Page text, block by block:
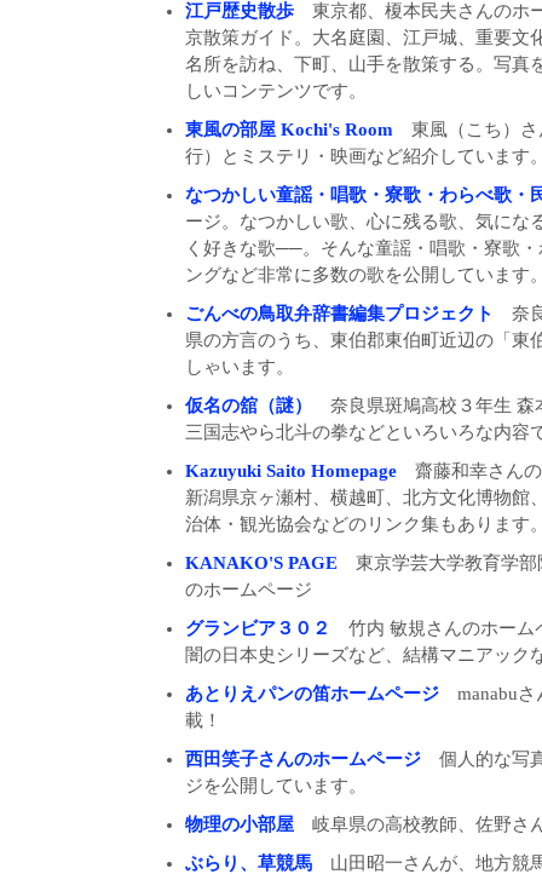
江戸歴史散歩 東京都、榎本民夫さんのホ
京散策ガイド。大名庭園、江戸城、重要文
名所を訪ね、下町、山手を散策する。写真
しいコンテンツです。
東風の部屋 Kochi's Room 東風（こち）さ
行）とミステリ・映画など紹介しています
なつかしい童謡・唱歌・寮歌・わらべ歌・
ージ。なつかしい歌、心に残る歌、気にな
く好きな歌──。そんな童謡・唱歌・寮歌
ングなど非常に多数の歌を公開しています
ごんべの鳥取弁辞書編集プロジェクト
奈
県の方言のうち、東伯郡東伯町近辺の「東
しゃいます。
仮名の舘（謎）
奈良県斑鳩高校３年生 森
三国志やら北斗の拳などといろいろな内容
Kazuyuki Saito Homepage 齋藤和幸さん
新潟県京ヶ瀬村、横越町、北方文化博物館
治体・観光協会などのリンク集もあります
KANAKO'S PAGE 東京学芸大学教育学部
のホームページ
グランビア３０２
竹内 敏規さんのホーム
闇の日本史シリーズなど、結構マニアック
あとりえパンの笛ホームページ manabuさ
載！
西田笑子さんのホームページ 個人的な写
ジを公開しています。
物理の小部屋 岐阜県の高校教師、佐野さ
ぶらり、草競馬 山田昭一さんが、地方競